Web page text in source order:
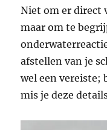
Niet om er direct
maar om te
afstellen van je
wel een vereiste;
mis je deze